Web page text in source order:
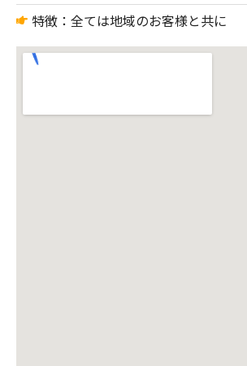
特徴：全ては地域のお客様と共に